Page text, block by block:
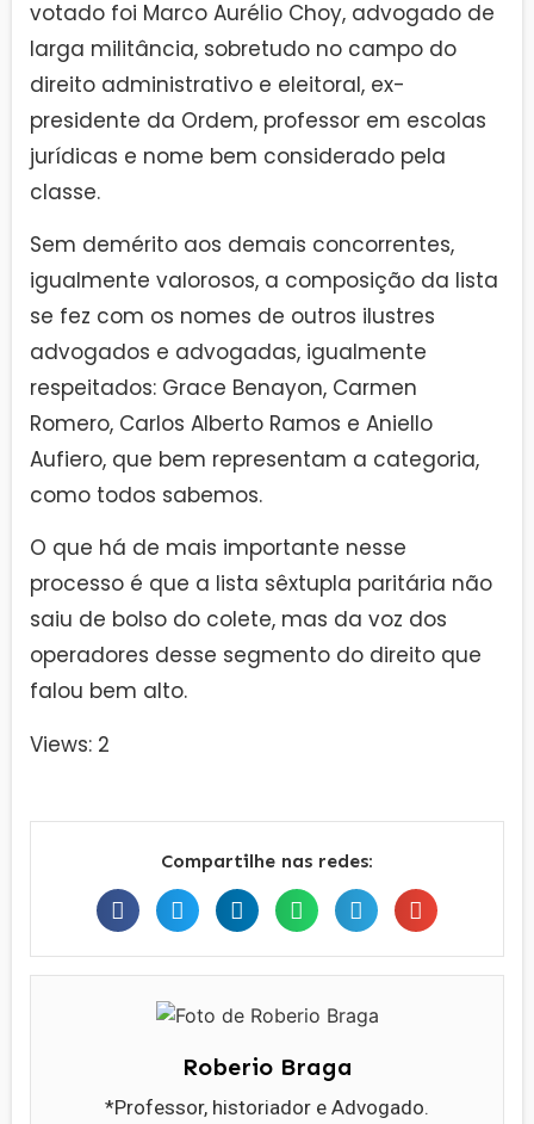
votado foi Marco Aurélio Choy, advogado de
larga militância, sobretudo no campo do
direito administrativo e eleitoral, ex-
presidente da Ordem, professor em escolas
jurídicas e nome bem considerado pela
classe.
Sem demérito aos demais concorrentes,
igualmente valorosos, a composição da lista
se fez com os nomes de outros ilustres
advogados e advogadas, igualmente
respeitados: Grace Benayon, Carmen
Romero, Carlos Alberto Ramos e Aniello
Aufiero, que bem representam a categoria,
como todos sabemos.
O que há de mais importante nesse
processo é que a lista sêxtupla paritária não
saiu de bolso do colete, mas da voz dos
operadores desse segmento do direito que
falou bem alto.
Views: 2
Compartilhe nas redes:
Roberio Braga
*Professor, historiador e Advogado.